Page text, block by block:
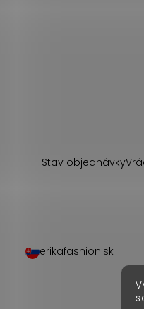
Stav objednávky
erikafashion.sk